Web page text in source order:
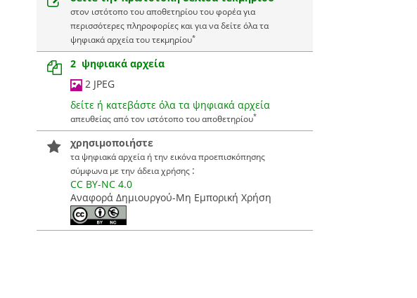
στον ιστότοπο του αποθετηρίου του φορέα για
περισσότερες πληροφορίες και για να δείτε όλα τα
ψηφιακά αρχεία του τεκμηρίου*
2 ψηφιακά αρχεία
2 JPEG
δείτε ή κατεβάστε όλα τα ψηφιακά αρχεία
απευθείας από τον ιστότοπο του αποθετηρίου*
χρησιμοποιήστε
τα ψηφιακά αρχεία ή την εικόνα προεπισκόπησης
σύμφωνα με την άδεια χρήσης :
CC BY-NC 4.0
Αναφορά Δημιουργού-Μη Εμπορική Χρήση